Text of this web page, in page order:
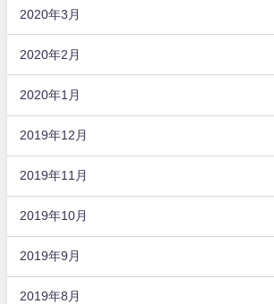
2020年3月
2020年2月
2020年1月
2019年12月
2019年11月
2019年10月
2019年9月
2019年8月